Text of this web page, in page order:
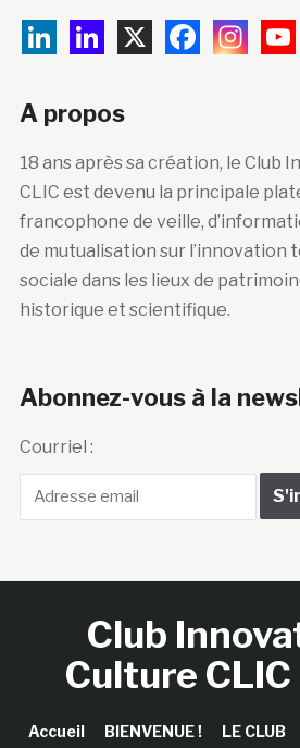
A propos
18 ans après sa création, le Club
CLIC est devenu la principale
francophone de veille,
de mutualisation sur l’innovation
sociale dans les lieux de
historique et scientifique.
Abonnez-vous à la
Courriel :
Club
Culture
Accueil BIENVENUE ! LE CLUB